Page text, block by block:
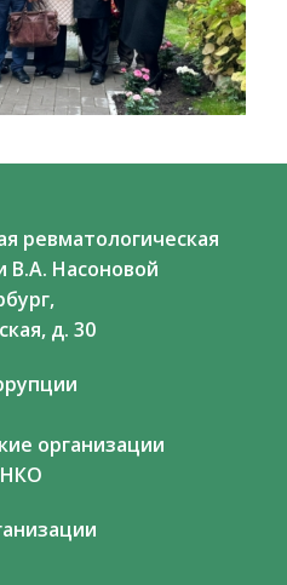
ревматологическая
В.А. Насоновой
д. 30
организации